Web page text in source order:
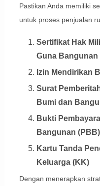
Pastikan Anda memiliki
untuk proses penjualan
Sertifikat Hak
Guna Bangunan
Izin Mendirikan
Surat
Bumi dan
Bukti
Bangunan (PBB)
Kartu Tanda
Keluarga (KK)
Dengan menerapkan